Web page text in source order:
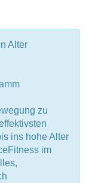
Alter
zu
ins hohe Alter
im